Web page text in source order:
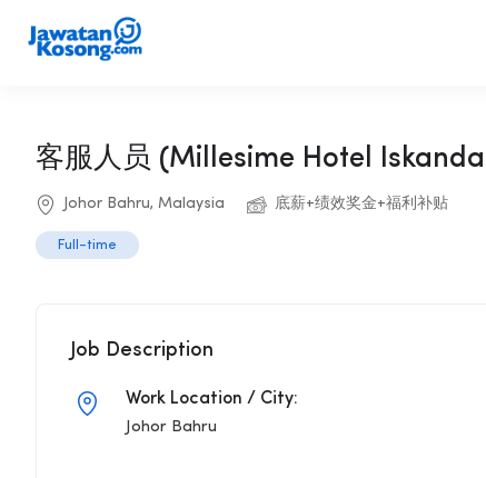
客服人员 (Millesime Hotel
Johor Bahru, Malaysia 底薪+绩效奖金+福利补贴
Full-time
Job Description
Work Location / City:
Johor Bahru